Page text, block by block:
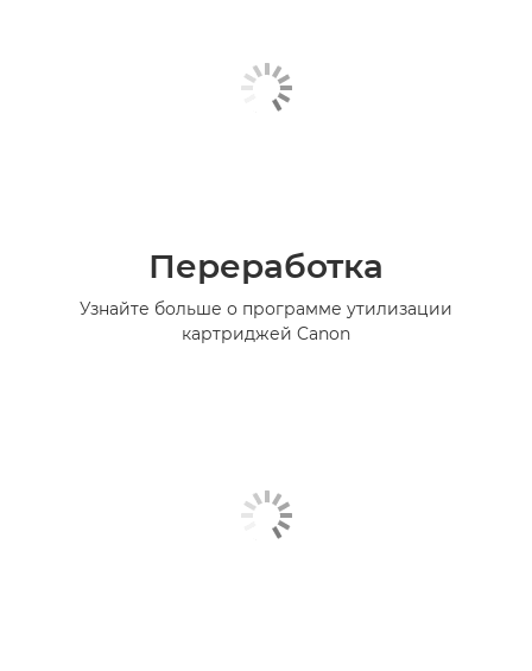
Переработка
Узнайте больше о программе утилизации
картриджей Canon